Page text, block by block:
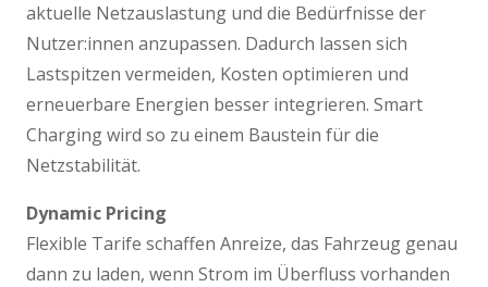
aktuelle Netzauslastung und die Bedürfnisse der
Nutzer:innen anzupassen. Dadurch lassen sich
Lastspitzen vermeiden, Kosten optimieren und
erneuerbare Energien besser integrieren. Smart
Charging wird so zu einem Baustein für die
Netzstabilität.
Dynamic Pricing
Flexible Tarife schaffen Anreize, das Fahrzeug genau
dann zu laden, wenn Strom im Überfluss vorhanden